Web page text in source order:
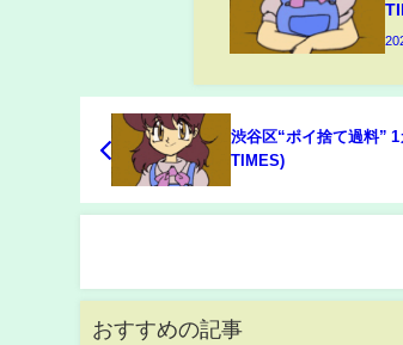
渋谷区“ポイ捨て過料”
TIMES)
おすすめの記事